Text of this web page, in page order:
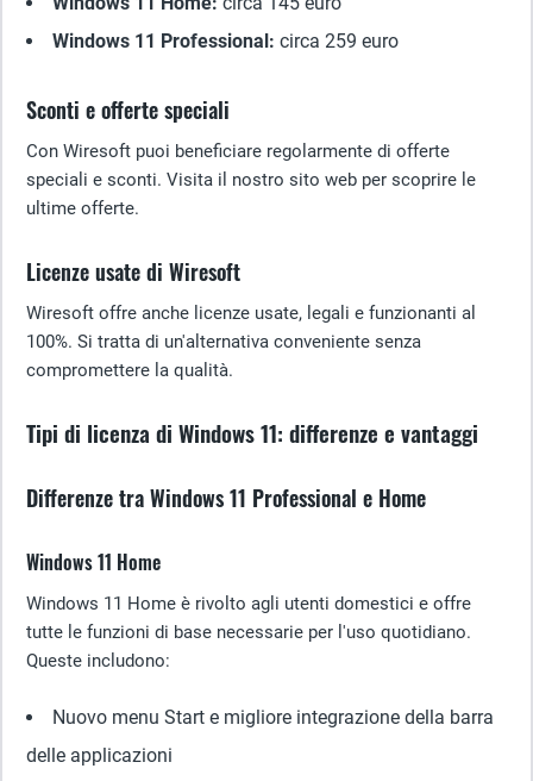
Windows 11 Professional: circa 259 euro
Sconti e offerte speciali
Con Wiresoft puoi beneficiare regolarmente di offerte
speciali e sconti. Visita il nostro sito web per scoprire le
ultime offerte.
Licenze usate di Wiresoft
Wiresoft offre anche licenze usate, legali e funzionanti al
100%. Si tratta di un'alternativa conveniente senza
compromettere la qualità.
Tipi di licenza di Windows 11: differenze e vantaggi
Differenze tra Windows 11 Professional e Home
Windows 11 Home
Windows 11 Home è rivolto agli utenti domestici e offre
tutte le funzioni di base necessarie per l'uso quotidiano.
Queste includono:
Nuovo menu Start e migliore integrazione della barra
delle applicazioni